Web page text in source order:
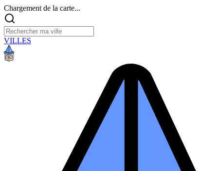
Chargement de la carte...
VILLES